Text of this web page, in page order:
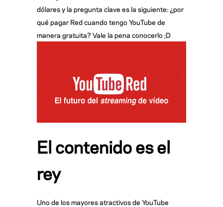
dólares y la pregunta clave es la siguiente: ¿por
qué pagar Red cuando tengo YouTube de
manera gratuita? Vale la pena conocerlo ;D
El contenido es el
rey
Uno de los mayores atractivos de YouTube